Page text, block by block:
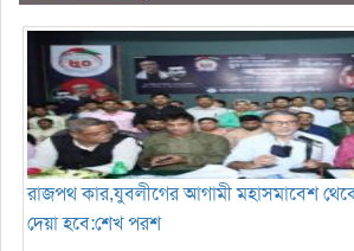
রাজপথ কার,যুবলীগের আগামী মহাসমাবেশ
দেয়া হবে:শেখ পরশ